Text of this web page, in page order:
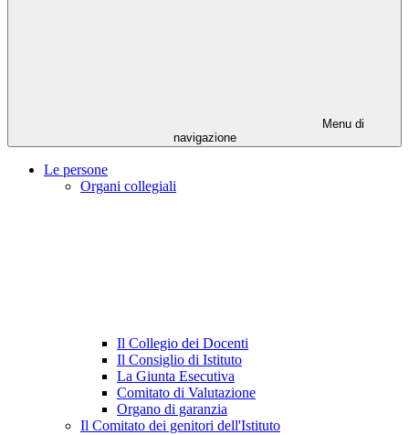
Menu di
navigazione
Le persone
Organi collegiali
Il Collegio dei Docenti
Il Consiglio di Istituto
La Giunta Esecutiva
Comitato di Valutazione
Organo di garanzia
Il Comitato dei genitori dell'Istituto